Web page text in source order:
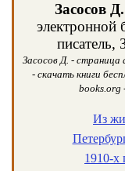
Засосов Д.
электронной
писатель,
Засосов Д. - страница
- скачать книги
books.org
Из
1910-х